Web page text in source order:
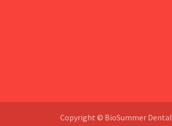
Copyright © BioSummer Dental